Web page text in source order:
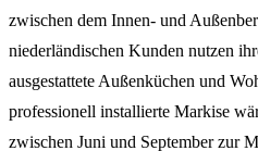
zwischen dem Innen- und
niederländischen Kunden nutzen
ausgestattete Außenküchen und
professionell installierte Markise
zwischen Juni und September zur